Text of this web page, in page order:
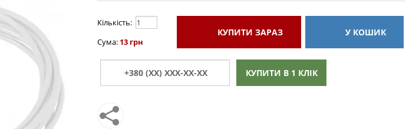
Кількість:
Сума: 13 грн
КУПИТИЗАРАЗ У КОШИК
КУПИТИ В 1 КЛІК